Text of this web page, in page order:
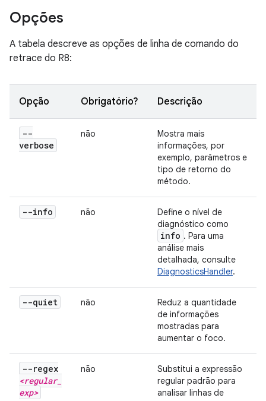
Opções
A tabela descreve as opções de linha de comando do
retrace do R8:
Opção Obrigatório? Descrição
--
verbose
não
Mostra mais
informações, por
exemplo, parâmetros e
tipo de retorno do
método.
--info não
Define o nível de
diagnóstico como
info . Para uma
análise mais
detalhada, consulte
DiagnosticsHandler.
--quiet não
Reduz a quantidade
de informações
mostradas para
aumentar o foco.
--regex
<regular_
exp>
não
Substitui a expressão
regular padrão para
analisar linhas de